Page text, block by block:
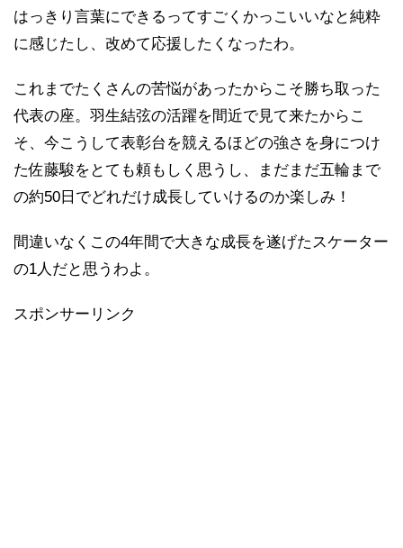
はっきり言葉にできるってすごくかっこいいなと純粋
に感じたし、改めて応援したくなったわ。
これまでたくさんの苦悩があったからこそ勝ち取った
代表の座。羽生結弦の活躍を間近で見て来たからこ
そ、今こうして表彰台を競えるほどの強さを身につけ
た佐藤駿をとても頼もしく思うし、まだまだ五輪まで
の約50日でどれだけ成長していけるのか楽しみ！
間違いなくこの4年間で大きな成長を遂げたスケーター
の1人だと思うわよ。
スポンサーリンク